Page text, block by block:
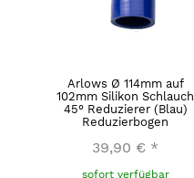
Arlows Ø 114mm auf
102mm Silikon Schlauch
45° Reduzierer (Blau)
Reduzierbogen
39,90 € *
sofort verfügbar